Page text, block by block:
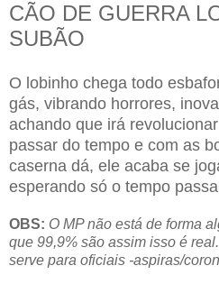
CÃO DE GUERRA
SUBÃO
O lobinho chega todo
gás, vibrando horrores,
achando que irá
passar do tempo e com as
caserna dá, ele acaba se
esperando só o tempo
OBS: O MP não está de forma
que 99,9% são assim isso é
serve para oficiais -aspiras/